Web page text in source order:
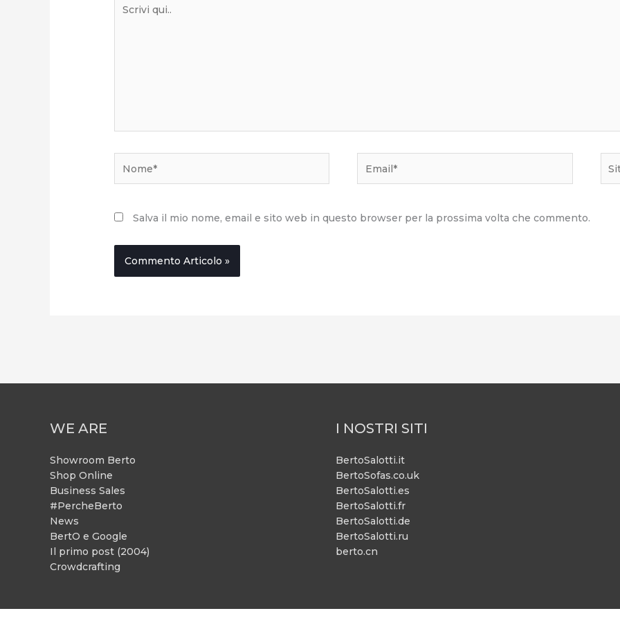
qui..
Salva il mio nome, email e sito web in questo browser per la prossima volta che commento.
WE ARE
Showroom Berto
Shop Online
Business Sales
#PercheBerto
News
BertO e Google
Il primo post (2004)
Crowdcrafting
I NOSTRI SITI
BertoSalotti.it
BertoSofas.co.uk
BertoSalotti.es
BertoSalotti.fr
BertoSalotti.de
BertoSalotti.ru
berto.cn